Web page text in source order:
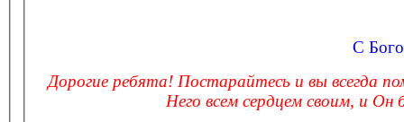
С
Дорогие ребята! Постарайтесь и вы всегда
Него всем сердцем своим, и Он